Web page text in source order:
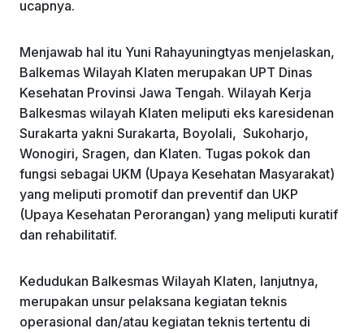
ucapnya.
Menjawab hal itu Yuni Rahayuningtyas menjelaskan,
Balkemas Wilayah Klaten merupakan UPT Dinas
Kesehatan Provinsi Jawa Tengah. Wilayah Kerja
Balkesmas wilayah Klaten meliputi eks karesidenan
Surakarta yakni Surakarta, Boyolali, Sukoharjo,
Wonogiri, Sragen, dan Klaten. Tugas pokok dan
fungsi sebagai UKM (Upaya Kesehatan Masyarakat)
yang meliputi promotif dan preventif dan UKP
(Upaya Kesehatan Perorangan) yang meliputi kuratif
dan rehabilitatif.
Kedudukan Balkesmas Wilayah Klaten, lanjutnya,
merupakan unsur pelaksana kegiatan teknis
operasional dan/atau kegiatan teknis tertentu di